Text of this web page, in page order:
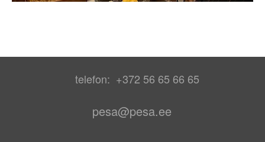
telefon: +372 56 65 66 65
pesa@pesa.ee